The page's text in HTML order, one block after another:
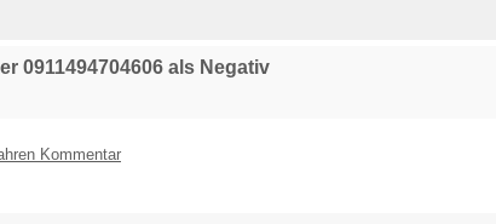
0911494704606 als Negativ
Kommentar